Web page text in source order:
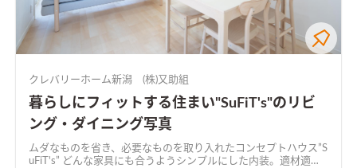
クレバリーホーム新潟 (株)又助組
暮らしにフィットする住まい"SuFiT's"のリビ
ング・ダイニング写真
ムダなものを省き、必要なものを取り入れたコンセプトハウス”S
uFiT's” どんな家具にも合うようシンプルにした内装。適材適所